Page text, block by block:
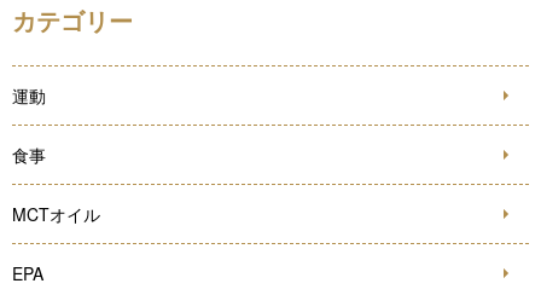
カテゴリー
運動
食事
MCTオイル
EPA